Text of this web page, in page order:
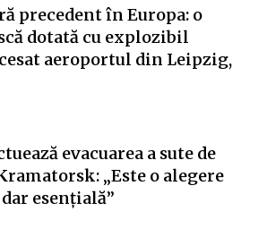
precedent în Europa: o
dotată cu explozibil
aeroportul din Leipzig,
evacuarea a sute de
„Este o alegere
esențială”